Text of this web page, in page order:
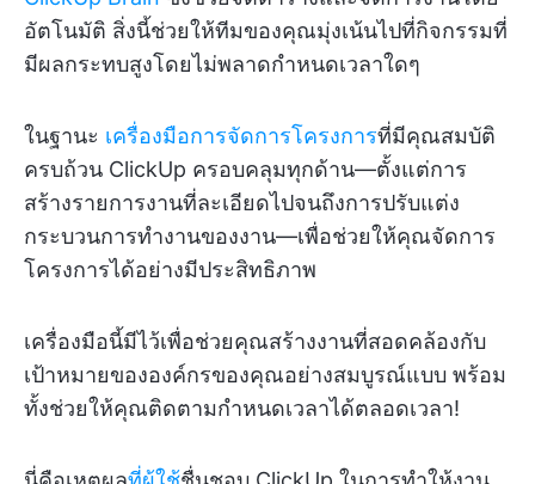
อัตโนมัติ สิ่งนี้ช่วยให้ทีมของคุณมุ่งเน้นไปที่กิจกรรมที่
มีผลกระทบสูงโดยไม่พลาดกำหนดเวลาใดๆ
ในฐานะ เครื่องมือการจัดการโครงการที่มีคุณสมบัติ
ครบถ้วน ClickUp ครอบคลุมทุกด้าน—ตั้งแต่การ
สร้างรายการงานที่ละเอียดไปจนถึงการปรับแต่ง
กระบวนการทำงานของงาน—เพื่อช่วยให้คุณจัดการ
โครงการได้อย่างมีประสิทธิภาพ
เครื่องมือนี้มีไว้เพื่อช่วยคุณสร้างงานที่สอดคล้องกับ
เป้าหมายขององค์กรของคุณอย่างสมบูรณ์แบบ พร้อม
ทั้งช่วยให้คุณติดตามกำหนดเวลาได้ตลอดเวลา!